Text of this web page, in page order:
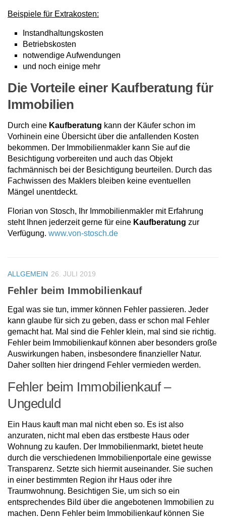
Beispiele für Extrakosten:
Instandhaltungskosten
Betriebskosten
notwendige Aufwendungen
und noch einige mehr
Die Vorteile einer Kaufberatung für
Immobilien
Durch eine Kaufberatung kann der Käufer schon im
Vorhinein eine Übersicht über die anfallenden Kosten
bekommen. Der Immobilienmakler kann Sie auf die
Besichtigung vorbereiten und auch das Objekt
fachmännisch bei der Besichtigung beurteilen. Durch das
Fachwissen des Maklers bleiben keine eventuellen
Mängel unentdeckt.
Florian von Stosch, Ihr Immobilienmakler mit Erfahrung
steht Ihnen jederzeit gerne für eine Kaufberatung zur
Verfügung. www.von-stosch.de
ALLGEMEIN 26. JULI 2019
Fehler beim Immobilienkauf
Egal was sie tun, immer können Fehler passieren. Jeder
kann glaube für sich zu geben, dass er schon mal Fehler
gemacht hat. Mal sind die Fehler klein, mal sind sie richtig.
Fehler beim Immobilienkauf können aber besonders große
Auswirkungen haben, insbesondere finanzieller Natur.
Daher sollten hier dringend Fehler vermieden werden.
Fehler beim Immobilienkauf –
Ungeduld
Ein Haus kauft man mal nicht eben so. Es ist also
anzuraten, nicht mal eben das erstbeste Haus oder
Wohnung zu kaufen. Der Immobilienmarkt, bietet heute
durch die verschiedenen Immobilienportale eine gewisse
Transparenz. Setzte sich hiermit auseinander. Sie suchen
in einer bestimmten Region ihr Haus oder ihre
Traumwohnung. Besichtigen Sie, um sich so ein
entsprechendes Bild über die angebotenen Immobilien zu
machen. Denn Fehler beim Immobilienkauf können Sie